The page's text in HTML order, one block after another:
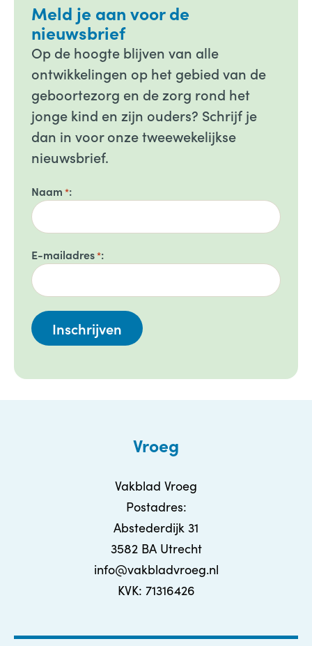
Meld je aan voor de
nieuwsbrief
Op de hoogte blijven van alle
ontwikkelingen op het gebied van de
geboortezorg en de zorg rond het
jonge kind en zijn ouders? Schrijf je
dan in voor onze tweewekelijkse
nieuwsbrief.
Naam *
E-mailadres*
Vroeg
Vakblad Vroeg
Postadres:
Abstederdijk 31
3582 BA Utrecht
info@vakbladvroeg.nl
KVK: 71316426